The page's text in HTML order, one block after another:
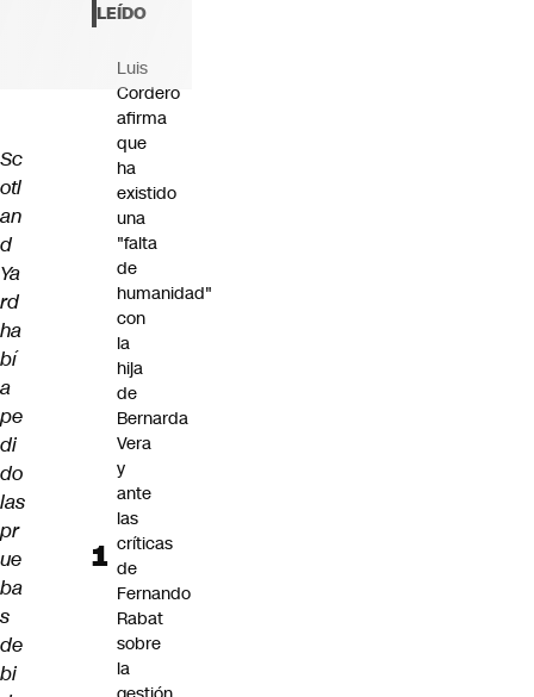
Sc
otl
an
d
Ya
rd
ha
bí
a
pe
di
do
las
pr
ue
ba
s
de
bi
LEÍDO
Luis
Cordero
afirma
que
ha
existido
una
"falta
de
humanidad"
con
la
hija
de
Bernarda
Vera
y
ante
las
críticas
de
Fernando
Rabat
sobre
la